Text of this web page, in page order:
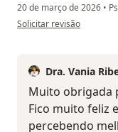
20 de março de 2026 •
na opinião do utilizador
Solicitar revisão
Dra. Vania
Muito obrigada
Fico muito feliz
percebendo